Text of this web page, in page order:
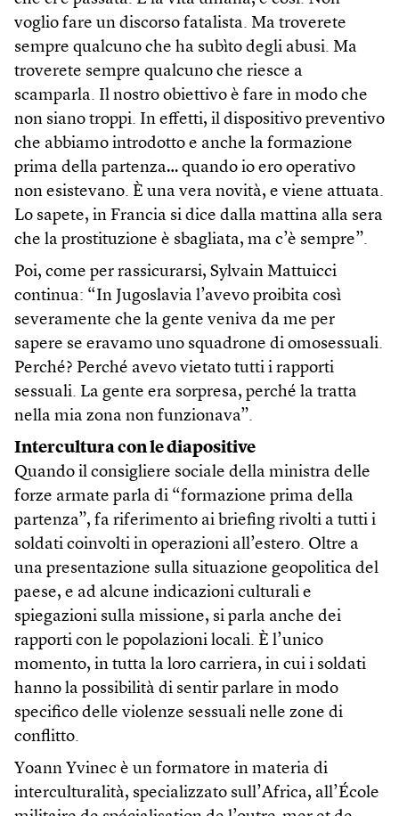
voglio fare un discorso fatalista. Ma troverete
sempre qualcuno che ha subìto degli abusi. Ma
troverete sempre qualcuno che riesce a
scamparla. Il nostro obiettivo è fare in modo che
non siano troppi. In effetti, il dispositivo preventivo
che abbiamo introdotto e anche la formazione
prima della partenza… quando io ero operativo
non esistevano. È una vera novità, e viene attuata.
Lo sapete, in Francia si dice dalla mattina alla sera
che la prostituzione è sbagliata, ma c’è sempre”.
Poi, come per rassicurarsi, Sylvain Mattuicci
continua: “In Jugoslavia l’avevo proibita così
severamente che la gente veniva da me per
sapere se eravamo uno squadrone di omosessuali.
Perché? Perché avevo vietato tutti i rapporti
sessuali. La gente era sorpresa, perché la tratta
nella mia zona non funzionava”.
Intercultura con le diapositive
Quando il consigliere sociale della ministra delle
forze armate parla di “formazione prima della
partenza”, fa riferimento ai briefing rivolti a tutti i
soldati coinvolti in operazioni all’estero. Oltre a
una presentazione sulla situazione geopolitica del
paese, e ad alcune indicazioni culturali e
spiegazioni sulla missione, si parla anche dei
rapporti con le popolazioni locali. È l’unico
momento, in tutta la loro carriera, in cui i soldati
hanno la possibilità di sentir parlare in modo
specifico delle violenze sessuali nelle zone di
conflitto.
Yoann Yvinec è un formatore in materia di
interculturalità, specializzato sull’Africa, all’École